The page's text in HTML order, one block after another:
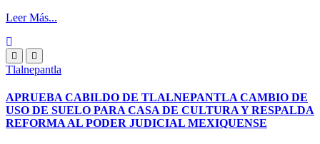
Leer Más...
Tlalnepantla
APRUEBA CABILDO DE TLALNEPANTLA CAMBIO DE
USO DE SUELO PARA CASA DE CULTURA Y RESPALDA
REFORMA AL PODER JUDICIAL MEXIQUENSE